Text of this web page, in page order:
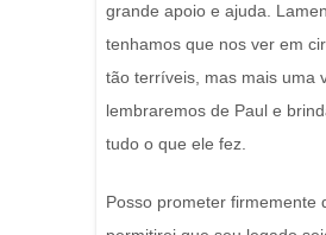
grande apoio e ajuda.
tenhamos que nos ver em
tão terríveis, mas mais uma
lembraremos de Paul e
tudo o que ele fez.
Posso prometer firmemente